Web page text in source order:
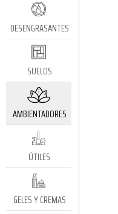
DESENGRASANTES
SUELOS
AMBIENTADORES
ÚTILES
GELES Y CREMAS